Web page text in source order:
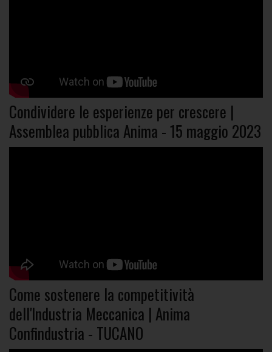
Condividere le esperienze per crescere |
Assemblea pubblica Anima - 15 maggio 2023
Come sostenere la competitività
dell'Industria Meccanica | Anima
Confindustria - TUCANO